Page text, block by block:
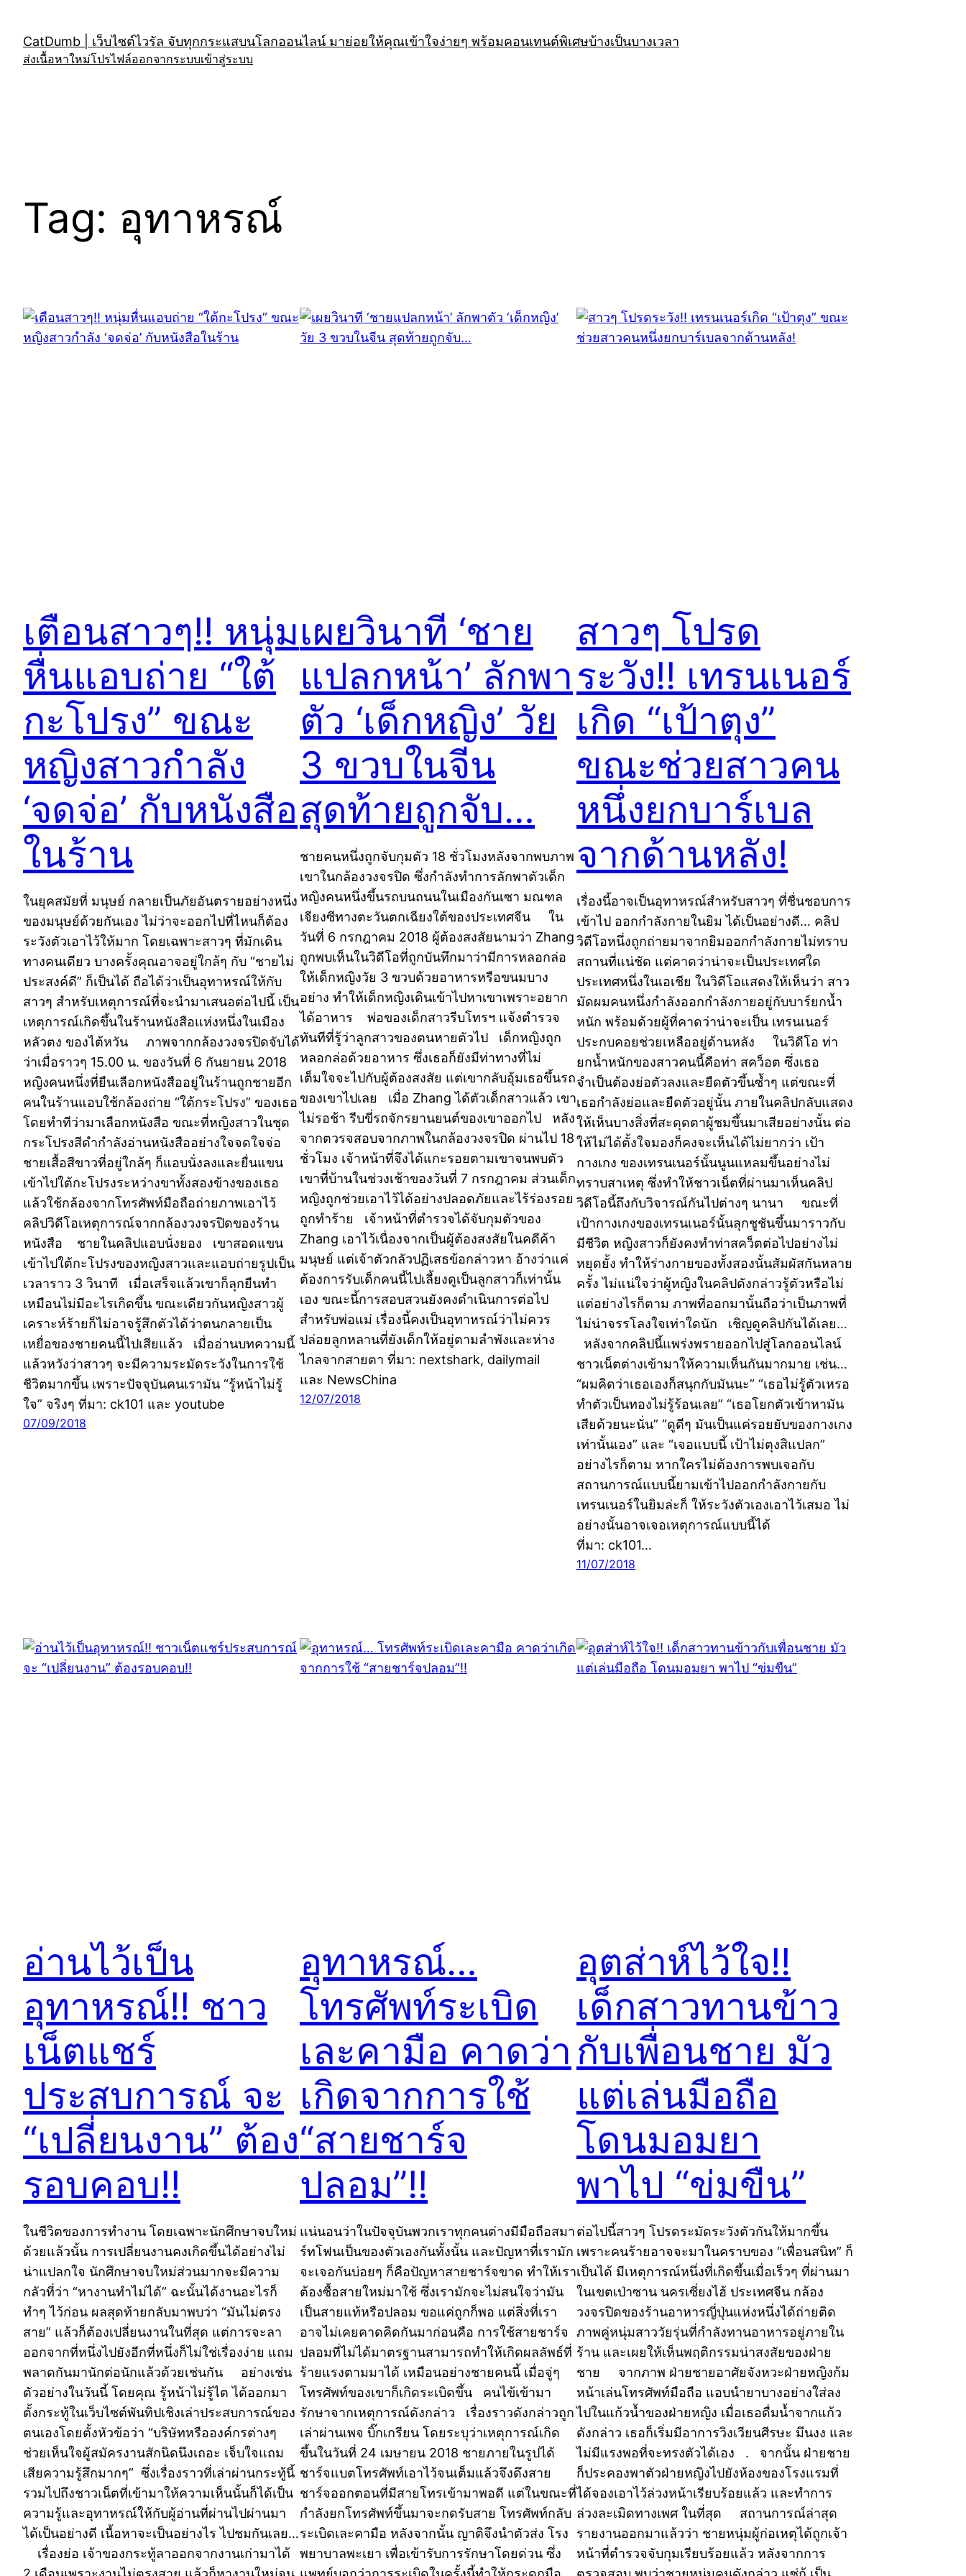
content
CatDumb | เว็บไซต์ไวรัล จับทุกกระแสบนโลกออนไลน์ มาย่อยให้คุณเข้าใจง่ายๆ พร้อมคอนเทนต์พิเศษบ้างเป็นบางเวลา
ส่งเนื้อหาใหม่โปรไฟล์ออกจากระบบเข้าสู่ระบบ
Tag: อุทาหรณ์
เตือนสาวๆ!! หนุ่ม
หื่นแอบถ่าย “ใต้
กะโปรง” ขณะ
หญิงสาวกำลัง
‘จดจ่อ’ กับหนังสือ
ในร้าน
ในยุคสมัยที่ มนุษย์ กลายเป็นภัยอันตรายอย่างหนึ่ง
ของมนุษย์ด้วยกันเอง ไม่ว่าจะออกไปที่ไหนก็ต้อง
ระวังตัวเอาไว้ให้มาก โดยเฉพาะสาวๆ ที่มักเดิน
ทางคนเดียว บางครั้งคุณอาจอยู่ใกล้ๆ กับ “ชายไม่
ประสงค์ดี” ก็เป็นได้ ถือได้ว่าเป็นอุทาหรณ์ให้กับ
สาวๆ สำหรับเหตุการณ์ที่จะนำมาเสนอต่อไปนี้ เป็น
เหตุการณ์เกิดขึ้นในร้านหนังสือแห่งหนึ่งในเมือง
หลัวตง ของไต้หวัน ภาพจากกล้องวงจรปิดจับได้
ว่าเมื่อราวๆ 15.00 น. ของวันที่ 6 กันยายน 2018
หญิงคนหนึ่งที่ยืนเลือกหนังสืออยู่ในร้านถูกชายอีก
คนในร้านแอบใช้กล้องถ่าย “ใต้กระโปรง” ของเธอ
โดยทำทีว่ามาเลือกหนังสือ ขณะที่หญิงสาวในชุด
กระโปรงสีดำกำลังอ่านหนังสืออย่างใจจดใจจ่อ
ชายเสื้อสีขาวที่อยู่ใกล้ๆ ก็แอบนั่งลงและยื่นแขน
เข้าไปใต้กะโปรงระหว่างขาทั้งสองข้างของเธอ
แล้วใช้กล้องจากโทรศัพท์มือถือถ่ายภาพเอาไว้
คลิปวิดีโอเหตุการณ์จากกล้องวงจรปิดของร้าน
หนังสือ ชายในคลิปแอบนั่งยอง เขาสอดแขน
เข้าไปใต้กะโปรงของหญิงสาวและแอบถ่ายรูปเป็น
เวลาราว 3 วินาที เมื่อเสร็จแล้วเขาก็ลุกยืนทำ
เหมือนไม่มีอะไรเกิดขึ้น ขณะเดียวกันหญิงสาวผู้
เคราะห์ร้ายก็ไม่อาจรู้สึกตัวได้ว่าตนกลายเป็น
เหยื่อของชายคนนี้ไปเสียแล้ว เมื่ออ่านบทความนี้
แล้วหวังว่าสาวๆ จะมีความระมัดระวังในการใช้
ชีวิตมากขึ้น เพราะปัจจุบันคนเรามัน “รู้หน้าไม่รู้
ใจ” จริงๆ ที่มา: ck101 และ youtube
07/09/2018
เผยวินาที ‘ชาย
แปลกหน้า’ ลักพา
ตัว ‘เด็กหญิง’ วัย
3 ขวบในจีน
สุดท้ายถูกจับ…
ชายคนหนึ่งถูกจับกุมตัว 18 ชั่วโมงหลังจากพบภาพ
เขาในกล้องวงจรปิด ซึ่งกำลังทำการลักพาตัวเด็ก
หญิงคนหนึ่งขึ้นรถบนถนนในเมืองกันเซา มณฑล
เจียงซีทางตะวันตกเฉียงใต้ของประเทศจีน ใน
วันที่ 6 กรกฎาคม 2018 ผู้ต้องสงสัยนามว่า Zhang
ถูกพบเห็นในวิดีโอที่ถูกบันทึกมาว่ามีการหลอกล่อ
ให้เด็กหญิงวัย 3 ขวบด้วยอาหารหรือขนมบาง
อย่าง ทำให้เด็กหญิงเดินเข้าไปหาเขาเพราะอยาก
ได้อาหาร พ่อของเด็กสาวรีบโทรฯ แจ้งตำรวจ
ทันทีที่รู้ว่าลูกสาวของตนหายตัวไป เด็กหญิงถูก
หลอกล่อด้วยอาหาร ซึ่งเธอก็ยังมีท่าทางที่ไม่
เต็มใจจะไปกับผู้ต้องสงสัย แต่เขากลับอุ้มเธอขึ้นรถ
ของเขาไปเลย เมื่อ Zhang ได้ตัวเด็กสาวแล้ว เขา
ไม่รอช้า รีบขี่รถจักรยานยนต์ของเขาออกไป หลัง
จากตวรจสอบจากภาพในกล้องวงจรปิด ผ่านไป 18
ชั่วโมง เจ้าหน้าที่จึงได้แกะรอยตามเขาจนพบตัว
เขาที่บ้านในช่วงเช้าของวันที่ 7 กรกฎาคม ส่วนเด็ก
หญิงถูกช่วยเอาไว้ได้อย่างปลอดภัยและไร้ร่องรอย
ถูกทำร้าย เจ้าหน้าที่ตำรวจได้จับกุมตัวของ
Zhang เอาไว้เนื่องจากเป็นผู้ต้องสงสัยในคดีค้า
มนุษย์ แต่เจ้าตัวกลัวปฏิเสธข้อกล่าวหา อ้างว่าแค่
ต้องการรับเด็กคนนี้ไปเลี้ยงดูเป็นลูกสาวก็เท่านั้น
เอง ขณะนี้การสอบสวนยังคงดำเนินการต่อไป
สำหรับพ่อแม่ เรื่องนี้คงเป็นอุทาหรณ์ว่าไม่ควร
ปล่อยลูกหลานที่ยังเด็กให้อยู่ตามลำพังและห่าง
ไกลจากสายตา ที่มา: nextshark, dailymail
และ NewsChina
12/07/2018
สาวๆ โปรด
ระวัง!! เทรนเนอร์
เกิด “เป้าตุง”
ขณะช่วยสาวคน
หนึ่งยกบาร์เบล
จากด้านหลัง!
เรื่องนี้อาจเป็นอุทาหรณ์สำหรับสาวๆ ที่ชื่นชอบการ
เข้าไป ออกกำลังกายในยิม ได้เป็นอย่างดี… คลิป
วิดีโอหนึ่งถูกถ่ายมาจากยิมออกกำลังกายไม่ทราบ
สถานที่แน่ชัด แต่คาดว่าน่าจะเป็นประเทศใด
ประเทศหนึ่งในเอเชีย ในวิดีโอแสดงให้เห็นว่า สาว
มัดผมคนหนึ่งกำลังออกกำลังกายอยู่กับบาร์ยกน้ำ
หนัก พร้อมด้วยผู้ที่คาดว่าน่าจะเป็น เทรนเนอร์
ประกบคอยช่วยเหลืออยู่ด้านหลัง ในวิดีโอ ท่า
ยกน้ำหนักของสาวคนนี้คือท่า สคว็อต ซึ่งเธอ
จำเป็นต้องย่อตัวลงและยืดตัวขึ้นซ้ำๆ แต่ขณะที่
เธอกำลังย่อและยืดตัวอยู่นั้น ภายในคลิปกลับแสดง
ให้เห็นบางสิ่งที่สะดุดตาผู้ชมขึ้นมาเสียอย่างนั้น ต่อ
ให้ไม่ได้ตั้งใจมองก็คงจะเห็นได้ไม่ยากว่า เป้า
กางเกง ของเทรนเนอร์นั้นนูนแหลมขึ้นอย่างไม่
ทราบสาเหตุ ซึ่งทำให้ชาวเน็ตที่ผ่านมาเห็นคลิป
วิดีโอนี้ถึงกับวิจารณ์กันไปต่างๆ นานา ขณะที่
เป้ากางเกงของเทรนเนอร์นั้นลุกชูชันขึ้นมาราวกับ
มีชีวิต หญิงสาวก็ยังคงทำท่าสคว็ตต่อไปอย่างไม่
หยุดยั้ง ทำให้ร่างกายของทั้งสองนั้นสัมผัสกันหลาย
ครั้ง ไม่แน่ใจว่าผู้หญิงในคลิปดังกล่าวรู้ตัวหรือไม่
แต่อย่างไรก็ตาม ภาพที่ออกมานั้นถือว่าเป็นภาพที่
ไม่น่าจรรโลงใจเท่าใดนัก เชิญดูคลิปกันได้เลย…
หลังจากคลิปนี้แพร่งพรายออกไปสู่โลกออนไลน์
ชาวเน็ตต่างเข้ามาให้ความเห็นกันมากมาย เช่น…
“ผมคิดว่าเธอเองก็สนุกกับมันนะ” “เธอไม่รู้ตัวเหรอ
ทำตัวเป็นทองไม่รู้ร้อนเลย” “เธอโยกตัวเข้าหามัน
เสียด้วยนะนั่น” “ดูดีๆ มันเป็นแค่รอยยับของกางเกง
เท่านั้นเอง” และ “เจอแบบนี้ เป้าไม่ตุงสิแปลก”
อย่างไรก็ตาม หากใครไม่ต้องการพบเจอกับ
สถานการณ์แบบนี้ยามเข้าไปออกกำลังกายกับ
เทรนเนอร์ในยิมล่ะก็ ให้ระวังตัวเองเอาไว้เสมอ ไม่
อย่างนั้นอาจเจอเหตุการณ์แบบนี้ได้
ที่มา: ck101…
11/07/2018
อ่านไว้เป็น
อุทาหรณ์!! ชาว
เน็ตแชร์
ประสบการณ์ จะ
“เปลี่ยนงาน” ต้อง
รอบคอบ!!
ในชีวิตของการทำงาน โดยเฉพาะนักศึกษาจบใหม่
ด้วยแล้วนั้น การเปลี่ยนงานคงเกิดขึ้นได้อย่างไม่
น่าแปลกใจ นักศึกษาจบใหม่ส่วนมากจะมีความ
กลัวที่ว่า “หางานทำไม่ได้” ฉะนั้นได้งานอะไรก็
ทำๆ ไว้ก่อน ผลสุดท้ายกลับมาพบว่า “มันไม่ตรง
สาย” แล้วก็ต้องเปลี่ยนงานในที่สุด แต่การจะลา
ออกจากที่หนึ่งไปยังอีกที่หนึ่งก็ไม่ใช่เรื่องง่าย แถม
พลาดกันมานักต่อนักแล้วด้วยเช่นกัน อย่างเช่น
ตัวอย่างในวันนี้ โดยคุณ รู้หน้าไม่รู้ไต ได้ออกมา
ตั้งกระทู้ในเว็บไซต์พันทิปเชิงเล่าประสบการณ์ของ
ตนเองโดยตั้งหัวข้อว่า “บริษัทหรือองค์กรต่างๆ
ช่วยเห็นใจผู้สมัครงานสักนิดนึงเถอะ เจ็บใจแถม
เสียความรู้สึกมากๆ” ซึ่งเรื่องราวที่เล่าผ่านกระทู้นี้
รวมไปถึงชาวเน็ตที่เข้ามาให้ความเห็นนั้นก็ได้เป็น
ความรู้และอุทาหรณ์ให้กับผู้อ่านที่ผ่านไปผ่านมา
ได้เป็นอย่างดี เนื้อหาจะเป็นอย่างไร ไปชมกันเลย…
เรื่องย่อ เจ้าของกระทู้ลาออกจากงานเก่ามาได้
อุทาหรณ์…
โทรศัพท์ระเบิด
เละคามือ คาดว่า
เกิดจากการใช้
“สายชาร์จ
ปลอม”!!
แน่นอนว่าในปัจจุบันพวกเราทุกคนต่างมีมือถือสมา
ร์ทโฟนเป็นของตัวเองกันทั้งนั้น และปัญหาที่เรามัก
จะเจอกันบ่อยๆ ก็คือปัญหาสายชาร์จขาด ทำให้เรา
ต้องซื้อสายใหม่มาใช้ ซึ่งเรามักจะไม่สนใจว่ามัน
เป็นสายแท้หรือปลอม ขอแค่ถูกก็พอ แต่สิ่งที่เรา
อาจไม่เคยคาดคิดกันมาก่อนคือ การใช้สายชาร์จ
ปลอมที่ไม่ได้มาตรฐานสามารถทำให้เกิดผลลัพธ์ที่
ร้ายแรงตามมาได้ เหมือนอย่างชายคนนี้ เมื่อจู่ๆ
โทรศัพท์ของเขาก็เกิดระเบิดขึ้น คนไข้เข้ามา
รักษาจากเหตุการณ์ดังกล่าว เรื่องราวดังกล่าวถูก
เล่าผ่านเพจ บิ๊กเกรียน โดยระบุว่าเหตุการณ์เกิด
ขึ้นในวันที่ 24 เมษายน 2018 ชายภายในรูปได้
ชาร์จแบตโทรศัพท์เอาไว้จนเต็มแล้วจึงดึงสาย
ชาร์จออกตอนที่มีสายโทรเข้ามาพอดี แต่ในขณะที่
กำลังยกโทรศัพท์ขึ้นมาจะกดรับสาย โทรศัพท์กลับ
ระเบิดเละคามือ หลังจากนั้น ญาติจึงนำตัวส่ง โรง
พยาบาลพะเยา เพื่อเข้ารับการรักษาโดยด่วน ซึ่ง
อุตส่าห์ไว้ใจ!!
เด็กสาวทานข้าว
กับเพื่อนชาย มัว
แต่เล่นมือถือ
โดนมอมยา
พาไป “ข่มขืน”
ต่อไปนี้สาวๆ โปรดระมัดระวังตัวกันให้มากขึ้น
เพราะคนร้ายอาจจะมาในคราบของ “เพื่อนสนิท” ก็
เป็นได้ มีเหตุการณ์หนึ่งที่เกิดขึ้นเมื่อเร็วๆ ที่ผ่านมา
ในเขตเป่าซาน นครเซี่ยงไฮ้ ประเทศจีน กล้อง
วงจรปิดของร้านอาหารญี่ปุ่นแห่งหนึ่งได้ถ่ายติด
ภาพคู่หนุ่มสาววัยรุ่นที่กำลังทานอาหารอยู่ภายใน
ร้าน และเผยให้เห็นพฤติกรรมน่าสงสัยของฝ่าย
ชาย จากภาพ ฝ่ายชายอาศัยจังหวะฝ่ายหญิงก้ม
หน้าเล่นโทรศัพท์มือถือ แอบนำยาบางอย่างใส่ลง
ไปในแก้วน้ำของฝ่ายหญิง เมื่อเธอดื่มน้ำจากแก้ว
ดังกล่าว เธอก็เริ่มมีอาการวิงเวียนศีรษะ มึนงง และ
ไม่มีแรงพอที่จะทรงตัวได้เอง . จากนั้น ฝ่ายชาย
ก็ประคองพาตัวฝ่ายหญิงไปยังห้องของโรงแรมที่
ได้จองเอาไว้ล่วงหน้าเรียบร้อยแล้ว และทำการ
ล่วงละเมิดทางเพศ ในที่สุด สถานการณ์ล่าสุด
รายงานออกมาแล้วว่า ชายหนุ่มผู้ก่อเหตุได้ถูกเจ้า
หน้าที่ตำรวจจับกุมเรียบร้อยแล้ว หลังจากการ